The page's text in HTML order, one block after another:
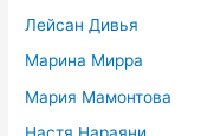
Лейсан Дивья
Марина Мирра
Мария Мамонтова